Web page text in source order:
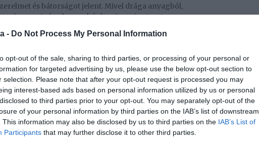
- Do Not Process My Personal Information
opt-out of the sale, sharing to third parties, or processing of your personal or
for targeted advertising by us, please use the below opt-out section to
selection. Please note that after your opt-out request is processed you may
interest-based ads based on personal information utilized by us or personal
to third parties prior to your opt-out. You may separately opt-out of the
of your personal information by third parties on the IAB’s list of downstream
This information may also be disclosed by us to third parties on the IAB’s List of
Participants that may further disclose it to other third parties.
és bátorságot jelent. Mivel drága anyagból,
jegy a cigány horoszkópban igen fontos. A
szükségük van az anyagi biztonságra és
idegesítően sokat dolgoznak, de mindent
jólétet, a luxust önmaguknak és a családnak.
20.
hitre, együttérzésre utalhat. A szimbólum
küzdenek is. Beszédesek és okosak. A
megbecsüli őket a családjuk és ők gyakran ki is